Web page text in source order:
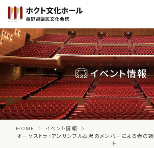
イベント情報
HOME
イベント情報
オーケストラ・アンサンブル金沢のメンバーによる春の
ト